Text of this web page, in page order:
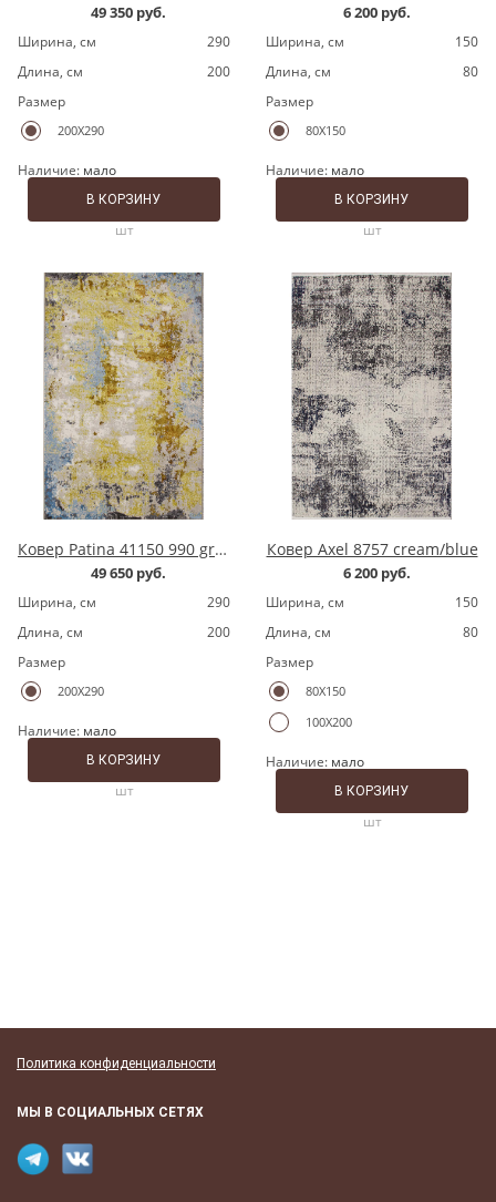
49 350 руб.
Ширина, cм
290
Длина, cм
200
Размер
200X290
Наличие: мало
шт
В КОРЗИНУ
6 200 руб.
Ширина, cм
150
Длина, cм
80
Размер
80X150
Наличие: мало
шт
В КОРЗИНУ
Ковер Patina 41150 990 grey
49 650 руб.
Ширина, cм
290
Длина, cм
200
Размер
200X290
Наличие: мало
шт
В КОРЗИНУ
Ковер Axel 8757 cream/blue
6 200 руб.
Ширина, cм
150
Длина, cм
80
Размер
80X150
100X200
Наличие: мало
шт
В КОРЗИНУ
Политика конфиденциальности
МЫ В СОЦИАЛЬНЫХ СЕТЯХ